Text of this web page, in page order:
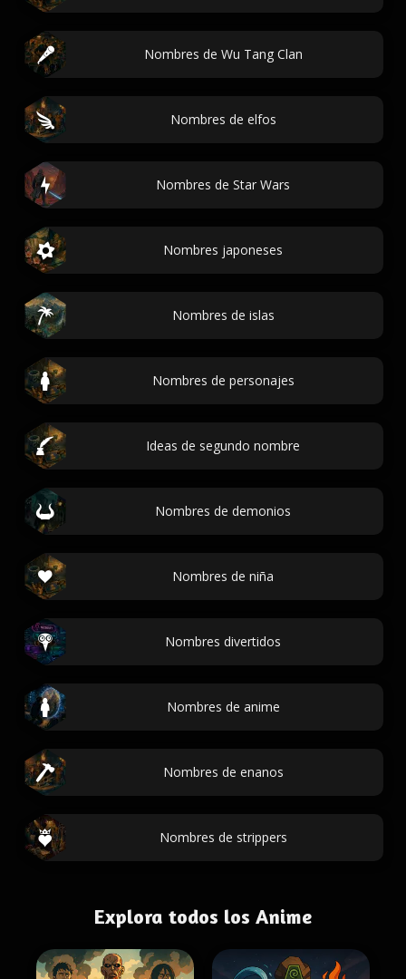
Nombres de Wu Tang Clan
Nombres de elfos
Nombres de Star Wars
Nombres japoneses
Nombres de islas
Nombres de personajes
Ideas de segundo nombre
Nombres de demonios
Nombres de niña
Nombres divertidos
Nombres de anime
Nombres de enanos
Nombres de strippers
Explora todos los Anime